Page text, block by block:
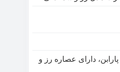
پارابن، دارای عصاره رز و